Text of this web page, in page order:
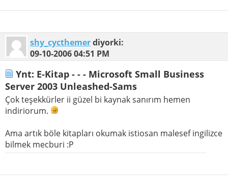
shy_cycthemerdiyorki:
09-10-200604:51 PM
Ynt: E-Kitap - - - Microsoft Small Business
Server 2003 Unleashed-Sams
Çok teşekkürler ii güzel bi kaynak sanırım hemen
indiriorum.
Ama artık böle kitapları okumak istiosan malesef ingilizce
bilmek mecburi :P